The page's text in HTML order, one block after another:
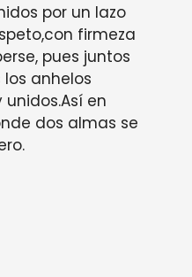
por un lazo
firmeza
pues juntos
anhelos
en
dos almas se